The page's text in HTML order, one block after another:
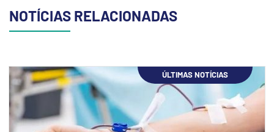
NOTÍCIAS RELACIONADAS
ÚLTIMAS NOTÍCIAS